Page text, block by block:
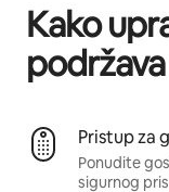
Kako
Pristup za
Ponudite
sigurnog